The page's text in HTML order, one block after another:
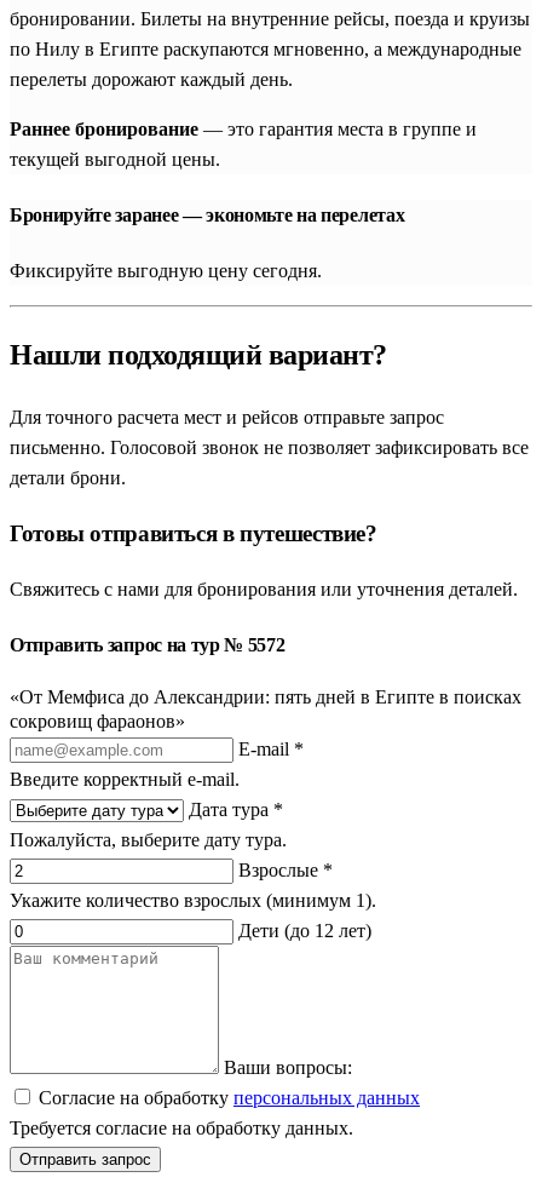
бронировании. Билеты на внутренние рейсы, поезда и круизы
по Нилу в Египте раскупаются мгновенно, а международные
перелеты дорожают каждый день.
Раннее бронирование — это гарантия места в группе и
текущей выгодной цены.
Бронируйте заранее — экономьте на перелетах
Фиксируйте выгодную цену сегодня.
Нашли подходящий вариант?
Для точного расчета мест и рейсов отправьте запрос
письменно. Голосовой звонок не позволяет зафиксировать все
детали брони.
Готовы отправиться в путешествие?
Свяжитесь с нами для бронирования или уточнения деталей.
Отправить запрос на тур № 5572
«От Мемфиса до Александрии: пять дней в Египте в поисках
сокровищ фараонов»
E-mail *
Введите корректный e-mail.
Дата тура *
Пожалуйста, выберите дату тура.
Взрослые *
Укажите количество взрослых (минимум 1).
Дети (до 12 лет)
Ваши вопросы:
Согласие на обработку персональных данных
Требуется согласие на обработку данных.
Отправить запрос